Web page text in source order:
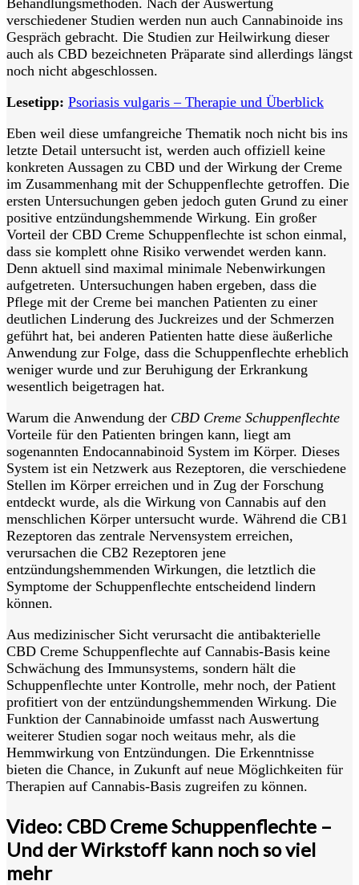
verschiedener Studien werden nun auch Cannabinoide ins
Gespräch gebracht. Die Studien zur Heilwirkung dieser
auch als CBD bezeichneten Präparate sind allerdings längst
noch nicht abgeschlossen.
Lesetipp: Psoriasis vulgaris – Therapie und Überblick
Eben weil diese umfangreiche Thematik noch nicht bis ins
letzte Detail untersucht ist, werden auch offiziell keine
konkreten Aussagen zu CBD und der Wirkung der Creme
im Zusammenhang mit der Schuppenflechte getroffen. Die
ersten Untersuchungen geben jedoch guten Grund zu einer
positive entzündungshemmende Wirkung. Ein großer
Vorteil der CBD Creme Schuppenflechte ist schon einmal,
dass sie komplett ohne Risiko verwendet werden kann.
Denn aktuell sind maximal minimale Nebenwirkungen
aufgetreten. Untersuchungen haben ergeben, dass die
Pflege mit der Creme bei manchen Patienten zu einer
deutlichen Linderung des Juckreizes und der Schmerzen
geführt hat, bei anderen Patienten hatte diese äußerliche
Anwendung zur Folge, dass die Schuppenflechte erheblich
weniger wurde und zur Beruhigung der Erkrankung
wesentlich beigetragen hat.
Warum die Anwendung der CBD Creme Schuppenflechte
Vorteile für den Patienten bringen kann, liegt am
sogenannten Endocannabinoid System im Körper. Dieses
System ist ein Netzwerk aus Rezeptoren, die verschiedene
Stellen im Körper erreichen und in Zug der Forschung
entdeckt wurde, als die Wirkung von Cannabis auf den
menschlichen Körper untersucht wurde. Während die CB1
Rezeptoren das zentrale Nervensystem erreichen,
verursachen die CB2 Rezeptoren jene
entzündungshemmenden Wirkungen, die letztlich die
Symptome der Schuppenflechte entscheidend lindern
können.
Aus medizinischer Sicht verursacht die antibakterielle
CBD Creme Schuppenflechte auf Cannabis-Basis keine
Schwächung des Immunsystems, sondern hält die
Schuppenflechte unter Kontrolle, mehr noch, der Patient
profitiert von der entzündungshemmenden Wirkung. Die
Funktion der Cannabinoide umfasst nach Auswertung
weiterer Studien sogar noch weitaus mehr, als die
Hemmwirkung von Entzündungen. Die Erkenntnisse
bieten die Chance, in Zukunft auf neue Möglichkeiten für
Therapien auf Cannabis-Basis zugreifen zu können.
Video: CBD Creme Schuppenflechte –
Und der Wirkstoff kann noch so viel
mehr